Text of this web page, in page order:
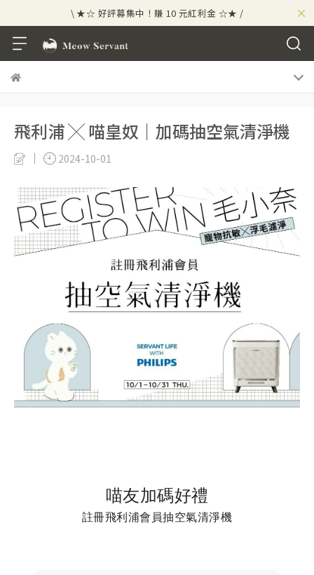
×
\ ★☆ 好評募集中！賺 10 元紅利金 ☆★ /
⟡⣠𝘄𝗲𝗹𝗰𝗼𝗺𝗲 ⁘ 新會員贈 50 元紅利金
\ ★☆ 好評募集中！賺 10 元紅利金 ☆★ /
飛利浦 ╳ 喵皇奴｜加碼抽空氣清淨機
2024-10-01
喵友加碼好禮
註冊飛利浦會員抽空氣清淨機